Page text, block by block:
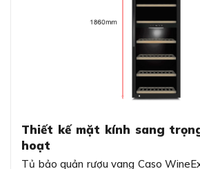
Thiết kế mặt kính sang
hoạt
Tủ bảo quản rượu vang Caso